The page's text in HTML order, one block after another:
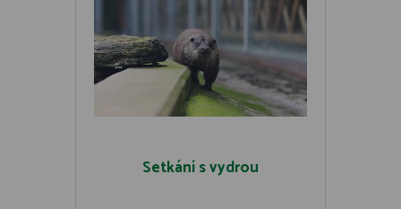
Setkání s vydrou